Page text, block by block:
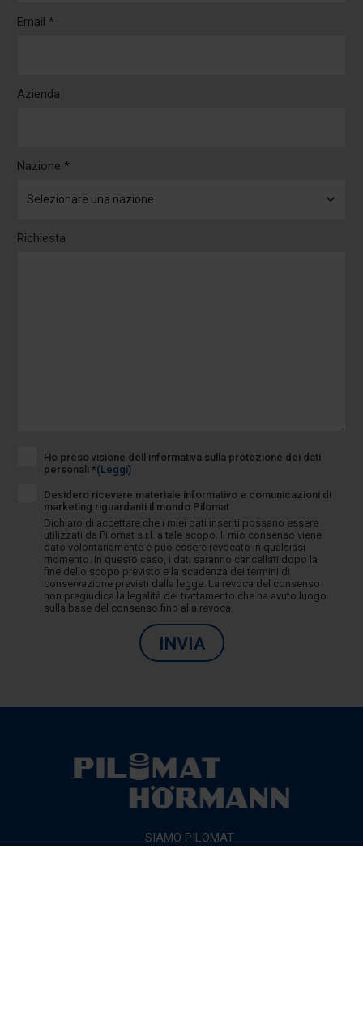
Email *
Azienda
Nazione *
Richiesta
Ho preso visione dell’informativa sulla protezione dei dati
personali *(Leggi)
Desidero ricevere materiale informativo e comunicazioni di
marketing riguardanti il mondo Pilomat
Dichiaro di accettare che i miei dati inseriti possano essere
utilizzati da Pilomat s.r.l. a tale scopo. Il mio consenso viene
dato volontariamente e può essere revocato in qualsiasi
momento. In questo caso, i dati saranno cancellati dopo la
fine dello scopo previsto e la scadenza dei termini di
conservazione previsti dalla legge. La revoca del consenso
non pregiudica la legalità del trattamento che ha avuto luogo
sulla base del consenso fino alla revoca.
INVIA
SIAMO PILOMAT